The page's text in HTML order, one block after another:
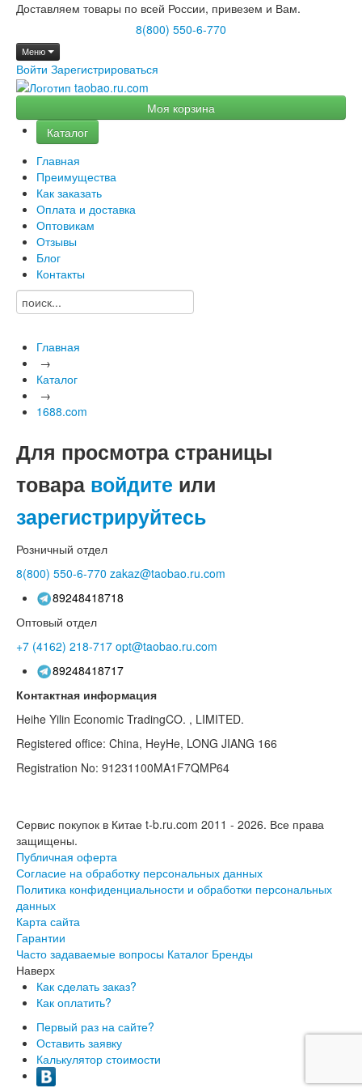
Доставляем товары по всей России, привезем и Вам.
8(800) 550-6-770
Меню
Войти Зарегистрироваться
Моя корзина
Каталог
Главная
Преимущества
Как заказать
Оплата и доставка
Оптовикам
Отзывы
Блог
Контакты
Главная
→
Каталог
→
1688.com
Для просмотра страницы
товара войдите или
зарегистрируйтесь
Розничный отдел
8(800) 550-6-770 zakaz@taobao.ru.com
89248418718
Оптовый отдел
+7 (4162) 218-717 opt@taobao.ru.com
89248418717
Контактная информация
Heihe Yilin Economic TradingCO. , LIMITED.
Registered office: China, HeyHe, LONG JIANG 166
Registration No: 91231100MA1F7QMP64
Сервис покупок в Китае t-b.ru.com 2011 - 2026. Все права
защищены.
Публичная оферта
Согласие на обработку персональных данных
Политика конфиденциальности и обработки персональных
данных
Карта сайта
Гарантии
Часто задаваемые вопросы Каталог Бренды
Наверх
Как сделать заказ?
Как оплатить?
Первый раз на сайте?
Оставить заявку
Калькулятор стоимости